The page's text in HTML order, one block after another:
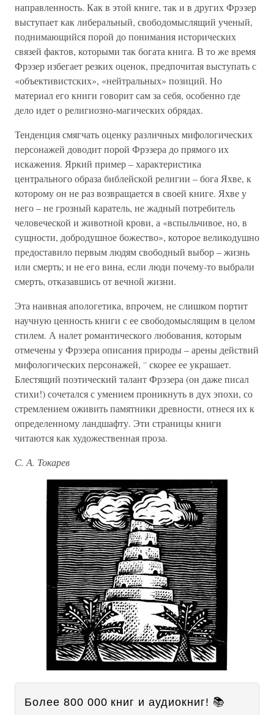
направленность. Как в этой книге, так и в других Фрэзер
выступает как либеральный, свободомыслящий ученый,
поднимающийся порой до понимания исторических
связей фактов, которыми так богата книга. В то же время
Фрэзер избегает резких оценок, предпочитая выступать с
«объективистских», «нейтральных» позиций. Но
материал его книги говорит сам за себя, особенно где
дело идет о религиозно-магических обрядах.
Тенденция смягчать оценку различных мифологических
персонажей доводит порой Фрэзера до прямого их
искажения. Яркий пример – характеристика
центрального образа библейской религии – бога Яхве, к
которому он не раз возвращается в своей книге. Яхве у
него – не грозный каратель, не жадный потребитель
человеческой и животной крови, а «вспыльчивое, но, в
сущности, добродушное божество», которое великодушно
предоставило первым людям свободный выбор – жизнь
или смерть; и не его вина, если люди почему-то выбрали
смерть, отказавшись от вечной жизни.
Эта наивная апологетика, впрочем, не слишком портит
научную ценность книги с ее свободомыслящим в целом
стилем. А налет романтического любования, которым
отмечены у Фрэзера описания природы – арены действий
мифологических персонажей, – скорее ее украшает.
Блестящий поэтический талант Фрэзера (он даже писал
стихи!) сочетался с умением проникнуть в дух эпохи, со
стремлением оживить памятники древности, отнеся их к
определенному ландшафту. Эти страницы книги
читаются как художественная проза.
С. А. Токарев
Более 800 000 книг и аудиокниг! 📚